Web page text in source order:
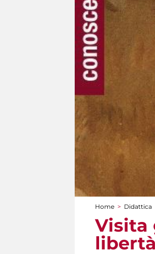
Tu sei qui
Home > Didattica
Visita